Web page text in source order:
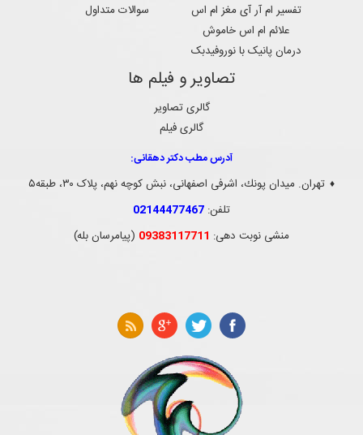
تفسیر ام آر آی مغز ام اس
علائم ام اس خاموش
درمان پانیک با نوروفیدبک
سوالات متداول
تصاویر و فیلم ها
گالری تصاویر
گالری فیلم
آدرس مطب دکتر دهقانی:
♦ تهران. ميدان پونك، اشرفی اصفهانی، نبش کوچه نهم، پلاک ۳۰، طبقه۵
تلفن: 02144477467
منشی نوبت دهی: 09383117711 (پیامرسان بله)